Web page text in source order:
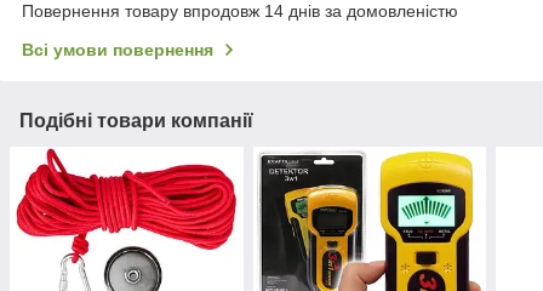
Повернення товару впродовж 14 днів за домовленістю
Всі умови повернення
Подібні товари компанії